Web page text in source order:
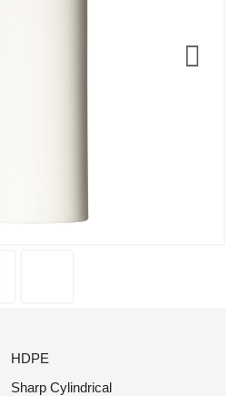
HDPE
Sharp Cylindrical